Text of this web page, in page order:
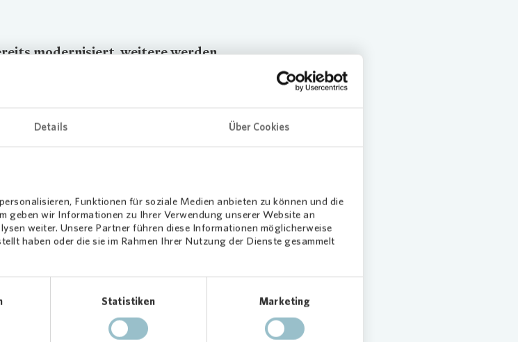
Details Über Cookies
Funktionen für soziale Medien anbieten zu können und die
geben wir Informationen zu Ihrer Verwendung unserer Website an
weiter. Unsere Partner führen diese Informationen möglicherweise
haben oder die sie im Rahmen Ihrer Nutzung der Dienste gesammelt
Statistiken Marketing
modernisiert, weitere werden
abgeschlossen.
versehen, die Fassade erhielt eine neue
eingebaut. Die Treppenhäuser wurden
Rückmeldungen von den Mietern und auch aus der
Michael Dröge, Regionalleiter vonVonovia.
fortzusetzen.“
Modernisierung ihrer Häuser im Stadtteil
auf der Bergischen Straße wurden Balkone
auch nach einer Modernisierung in ihren
sollen sich keine Sorgen machen müssen“, so